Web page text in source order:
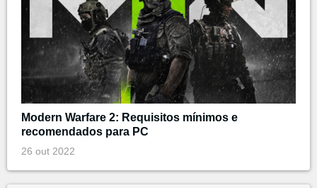
Modern Warfare 2: Requisitos mínimos e
recomendados para PC
26 out 2022